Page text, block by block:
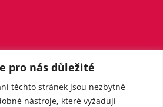
pro nás důležité
těchto stránek jsou nezbytné
nástroje, které vyžadují